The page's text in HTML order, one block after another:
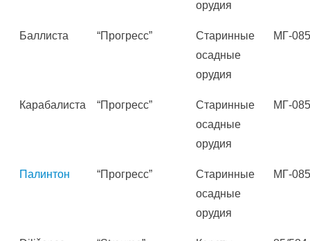
орудия
Баллиста “Прогресс”
Старинные
осадные
орудия
МГ-
Карабалиста “Прогресс”
Старинные
осадные
орудия
МГ-
Палинтон “Прогресс”
Старинные
осадные
орудия
МГ-